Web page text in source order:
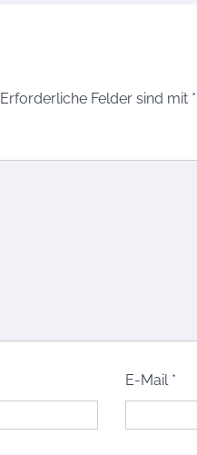
Erforderliche Felder sind mit *
E-Mail *